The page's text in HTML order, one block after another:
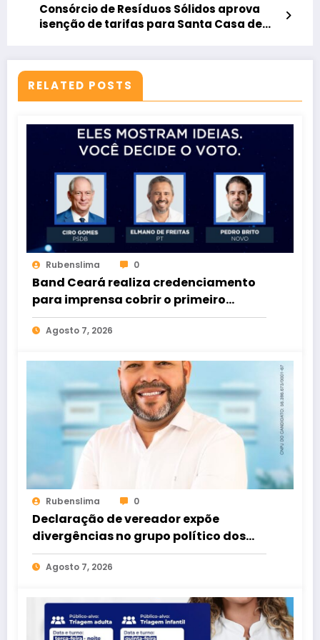
Consórcio de Resíduos Sólidos aprova
isenção de tarifas para Santa Casa de
RELATED POSTS
Rubenslima 0
Band Ceará realiza credenciamento
para imprensa cobrir o primeiro
debate entre candidatos ao Governo
do Estado
Agosto 7, 2026
Rubenslima 0
Declaração de vereador expõe
divergências no grupo político dos
Rodrigues
Agosto 7, 2026